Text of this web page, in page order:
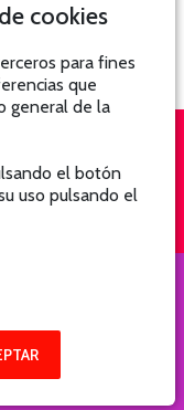
cookies
para fines
que
general de la
el botón
uso pulsando el